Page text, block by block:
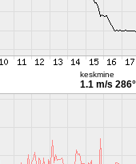
keskmine
1.1 m/s 286°